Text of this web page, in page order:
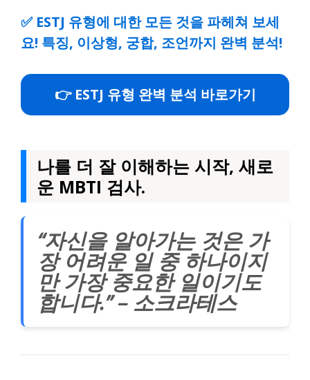
✅ ESTJ 유형에 대한 모든 것을 파헤쳐 보세
요! 특징, 이상형, 궁합, 조언까지 완벽 분석!
👉 ESTJ 유형 완벽 분석 바로가기
나를 더 잘 이해하는 시작, 새로
운 MBTI 검사.
“자신을 알아가는 것은 가
장 어려운 일 중 하나이지
만 가장 중요한 일이기도
합니다.” – 소크라테스